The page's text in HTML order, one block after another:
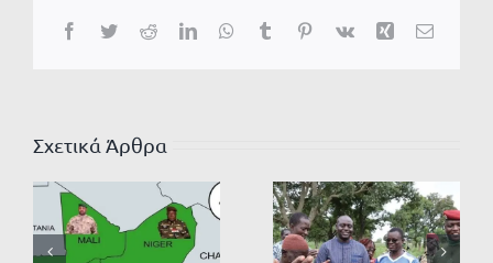
Facebook
TwitterRedditLinkedInWhatsApp
TumblrPinterest
Vk Xing Email
Σχετικά Άρθρα